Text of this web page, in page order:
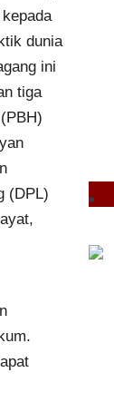
dunia
ini
tiga
(DPL)